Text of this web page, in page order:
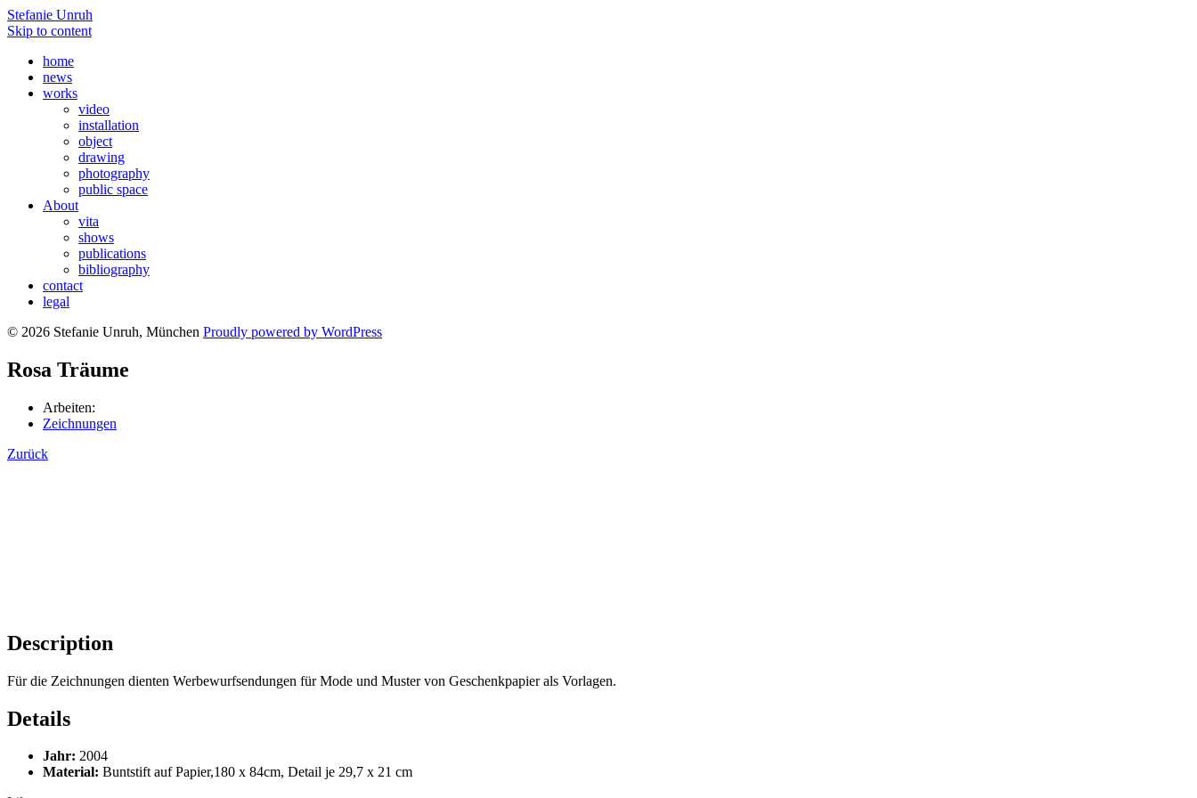
Stefanie Unruh
Skip to content
home
news
works
video
installation
object
drawing
photography
public space
About
vita
shows
publications
bibliography
contact
legal
© 2026 Stefanie Unruh, München Proudly powered by WordPress
Rosa Träume
Arbeiten:
Zeichnungen
Zurück
Description
Für die Zeichnungen dienten Werbewurfsendungen für Mode und Muster von Geschenkpapier als Vorlagen.
Details
Jahr: 2004
Material: Buntstift auf Papier,180 x 84cm, Detail je 29,7 x 21 cm